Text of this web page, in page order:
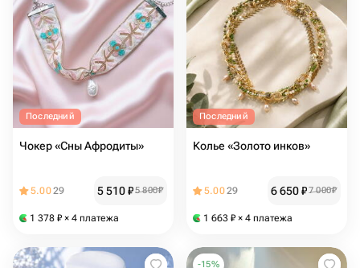
Последний
Чокер «Сны Афродиты»
5.0029 5 510₽5 800₽
1 378 ₽ × 4 платежа
Последний
Колье «Золото инков»
5.0029 6 650₽7 000₽
1 663 ₽ × 4 платежа
-15%